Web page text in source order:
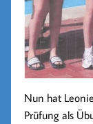
Nun hat
Prüfung als